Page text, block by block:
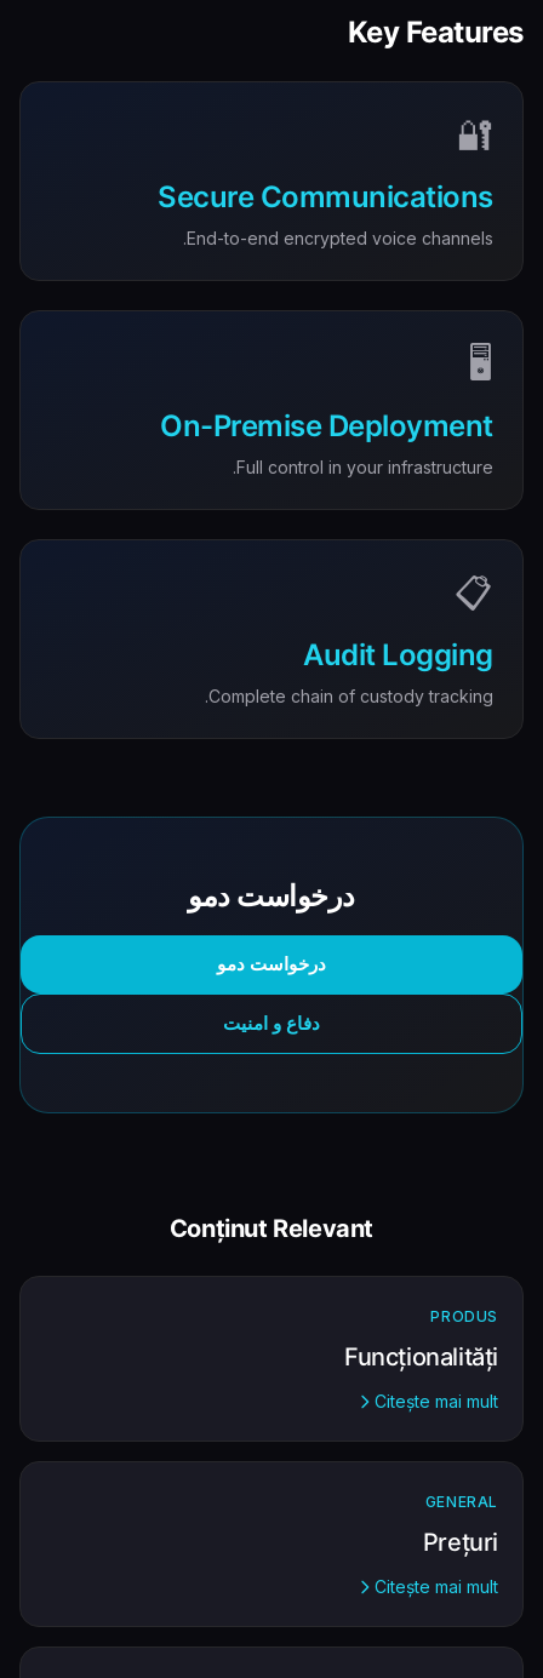
Key Features
🔐
Secure Communications
End-to-end encrypted voice channels.
🖥️
On-Premise Deployment
Full control in your infrastructure.
📋
Audit Logging
Complete chain of custody tracking.
درخواست دمو
درخواست دمو
دفاع و امنیت
Conținut Relevant
PRODUS
Funcționalități
Citește mai mult
GENERAL
Prețuri
Citește mai mult